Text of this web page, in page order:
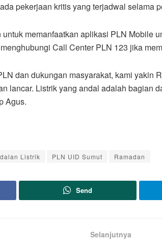
pekerjaan kritis yang terjadwal selama
memanfaatkan aplikasi PLN Mobile
Call Center PLN 123 jika
dan dukungan masyarakat, kami yakin
lancar. Listrik yang andal adalah bagian
Agus.
Listrik PLN UID Sumut Ramadan
Send
Selanjutnya